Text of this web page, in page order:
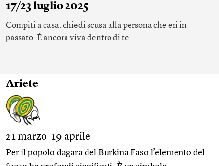
17/23 luglio 2025
Compiti a casa: chiedi scusa alla persona che eri in
passato. È ancora viva dentro di te.
Ariete
21 marzo-19 aprile
Per il popolo dagara del Burkina Faso l’elemento del